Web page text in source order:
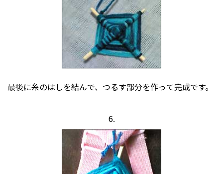
最後に糸のはしを結んで、つるす部分を作って完成です。
6.